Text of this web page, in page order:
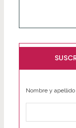
Nombre y apellido